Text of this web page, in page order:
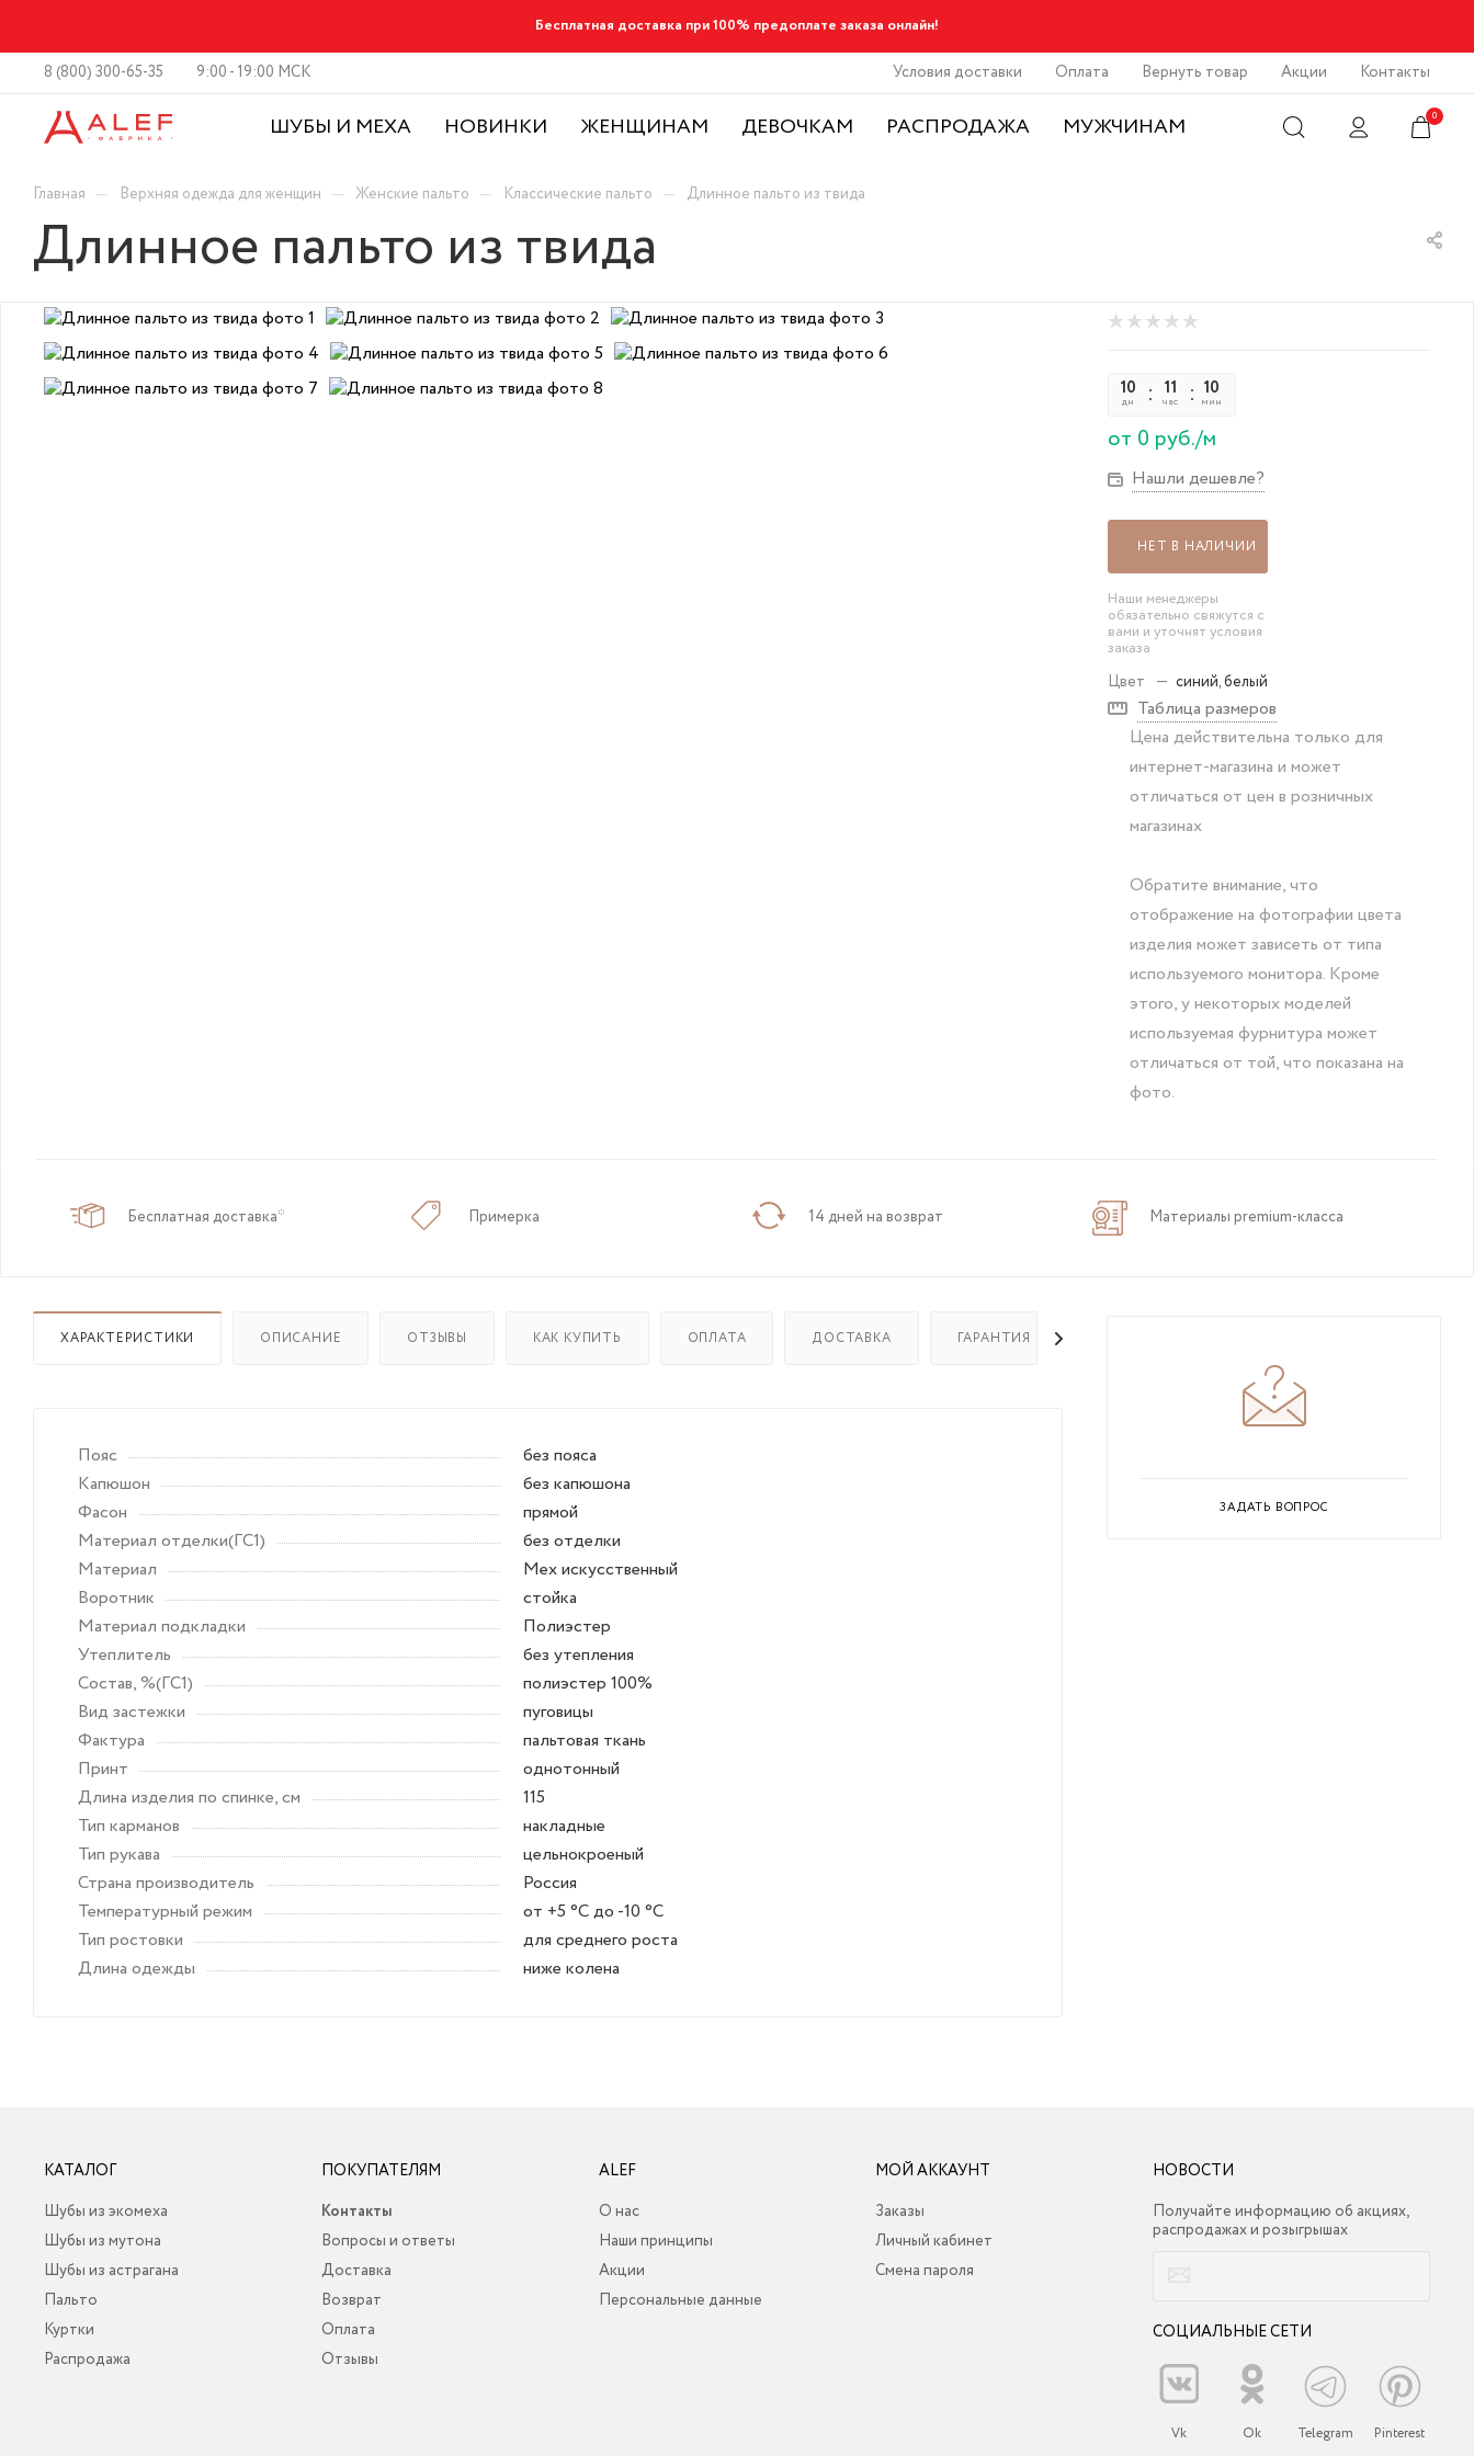
Бесплатная доставка при 100% предоплате заказа онлайн!
8 (800) 300-65-35 9:00 - 19:00 МСК Условия доставки Оплата Вернуть товар Акции Контакты
ШУБЫ И МЕХА НОВИНКИ ЖЕНЩИНАМ ДЕВОЧКАМ РАСПРОДАЖА МУЖЧИНАМ 0
Главная — Верхняя одежда для женщин — Женские пальто — Классические пальто — Длинное пальто из твида
Длинное пальто из твида
10
дн
11
час
10
мин
от 0 руб./м
Нашли дешевле?
НЕТ В НАЛИЧИИ
Наши менеджеры
обязательно свяжутся с
вами и уточнят условия
заказа
Цвет — синий, белый
Таблица размеров
Цена действительна только для
интернет-магазина и может
отличаться от цен в розничных
магазинах
Обратите внимание, что
отображение на фотографии цвета
изделия может зависеть от типа
используемого монитора. Кроме
этого, у некоторых моделей
используемая фурнитура может
отличаться от той, что показана на
фото.
Бесплатная доставка* Примерка 14 дней на возврат Материалы premium-класса
ХАРАКТЕРИСТИКИ ОПИСАНИЕ ОТЗЫВЫ КАК КУПИТЬ ОПЛАТА ДОСТАВКА ГАРАНТИЯ НА ТОВАР
Пояс
без пояса
Капюшон
без капюшона
Фасон
прямой
Материал отделки(ГС1)
без отделки
Материал
Мех искусственный
Воротник
стойка
Материал подкладки
Полиэстер
Утеплитель
без утепления
Состав, %(ГС1)
полиэстер 100%
Вид застежки
пуговицы
Фактура
пальтовая ткань
Принт
однотонный
Длина изделия по спинке, см
115
Тип карманов
накладные
Тип рукава
цельнокроеный
Страна производитель
Россия
Температурный режим
от +5 °C до -10 °C
Тип ростовки
для среднего роста
Длина одежды
ниже колена
ЗАДАТЬ ВОПРОС
КАТАЛОГ
Шубы из экомеха
Шубы из мутона
Шубы из астрагана
Пальто
Куртки
Распродажа
ПОКУПАТЕЛЯМ
Контакты
Вопросы и ответы
Доставка
Возврат
Оплата
Отзывы
ALEF
О нас
Наши принципы
Акции
Персональные данные
МОЙ АККАУНТ
Заказы
Личный кабинет
Смена пароля
НОВОСТИ
Получайте информацию об акциях,
распродажах и розыгрышах
СОЦИАЛЬНЫЕ СЕТИ
Vk Ok Telegram Pinterest